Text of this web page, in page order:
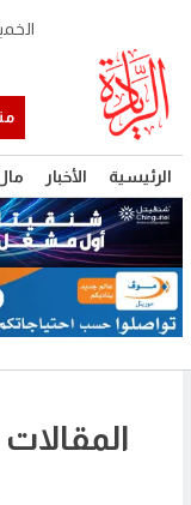
الرئيسية الأخبار
الخميس، 6